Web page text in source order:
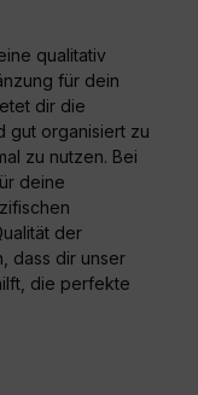
qualitativ
für dein
dir die
gut organisiert zu
zu nutzen. Bei
deine
der
dass dir unser
die perfekte